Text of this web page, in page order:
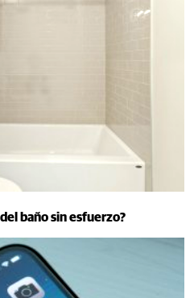
baño sin esfuerzo?